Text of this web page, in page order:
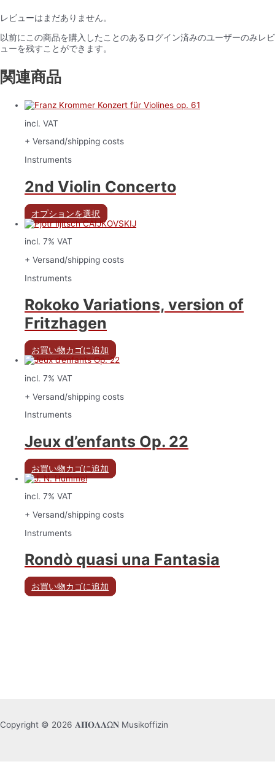
レビューはまだありません。
以前にこの商品を購入したことのあるログイン済みのユーザーのみレビ
ューを残すことができます。
関連商品
incl. VAT
+ Versand/shipping costs
Instruments
2nd Violin Concerto
オプションを選択
incl. 7% VAT
+ Versand/shipping costs
Instruments
Rokoko Variations, version of
Fritzhagen
お買い物カゴに追加
incl. 7% VAT
+ Versand/shipping costs
Instruments
Jeux d’enfants Op. 22
お買い物カゴに追加
incl. 7% VAT
+ Versand/shipping costs
Instruments
Rondò quasi una Fantasia
お買い物カゴに追加
Copyright © 2026 𝚨𝚷𝚶𝚲𝚲Ω𝚴 Musikoffizin